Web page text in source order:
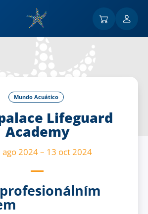
Mundo Acuático
Lifeguard
Academy
ago 2024– 13 oct 2024